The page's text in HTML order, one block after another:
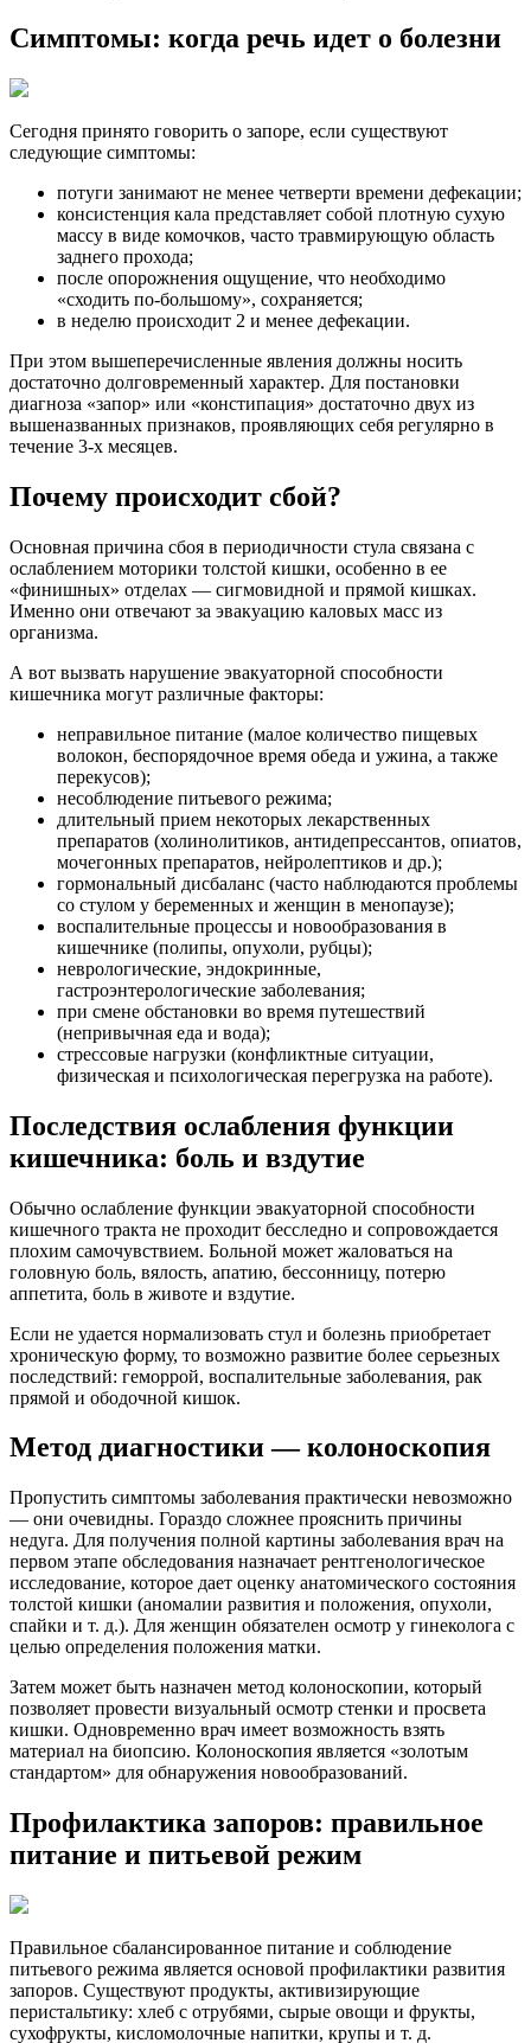
Симптомы: когда речь идет о болезни
Сегодня принято говорить о запоре, если существуют
следующие симптомы:
потуги занимают не менее четверти времени дефекации;
консистенция кала представляет собой плотную сухую
массу в виде комочков, часто травмирующую область
заднего прохода;
после опорожнения ощущение, что необходимо
«сходить по-большому», сохраняется;
в неделю происходит 2 и менее дефекации.
При этом вышеперечисленные явления должны носить
достаточно долговременный характер. Для постановки
диагноза «запор» или «констипация» достаточно двух из
вышеназванных признаков, проявляющих себя регулярно в
течение 3-х месяцев.
Почему происходит сбой?
Основная причина сбоя в периодичности стула связана с
ослаблением моторики толстой кишки, особенно в ее
«финишных» отделах — сигмовидной и прямой кишках.
Именно они отвечают за эвакуацию каловых масс из
организма.
А вот вызвать нарушение эвакуаторной способности
кишечника могут различные факторы:
неправильное питание (малое количество пищевых
волокон, беспорядочное время обеда и ужина, а также
перекусов);
несоблюдение питьевого режима;
длительный прием некоторых лекарственных
препаратов (холинолитиков, антидепрессантов, опиатов,
мочегонных препаратов, нейролептиков и др.);
гормональный дисбаланс (часто наблюдаются проблемы
со стулом у беременных и женщин в менопаузе);
воспалительные процессы и новообразования в
кишечнике (полипы, опухоли, рубцы);
неврологические, эндокринные,
гастроэнтерологические заболевания;
при смене обстановки во время путешествий
(непривычная еда и вода);
стрессовые нагрузки (конфликтные ситуации,
физическая и психологическая перегрузка на работе).
Последствия ослабления функции
кишечника: боль и вздутие
Обычно ослабление функции эвакуаторной способности
кишечного тракта не проходит бесследно и сопровождается
плохим самочувствием. Больной может жаловаться на
головную боль, вялость, апатию, бессонницу, потерю
аппетита, боль в животе и вздутие.
Если не удается нормализовать стул и болезнь приобретает
хроническую форму, то возможно развитие более серьезных
последствий: геморрой, воспалительные заболевания, рак
прямой и ободочной кишок.
Метод диагностики — колоноскопия
Пропустить симптомы заболевания практически невозможно
— они очевидны. Гораздо сложнее прояснить причины
недуга. Для получения полной картины заболевания врач на
первом этапе обследования назначает рентгенологическое
исследование, которое дает оценку анатомического состояния
толстой кишки (аномалии развития и положения, опухоли,
спайки и т. д.). Для женщин обязателен осмотр у гинеколога с
целью определения положения матки.
Затем может быть назначен метод колоноскопии, который
позволяет провести визуальный осмотр стенки и просвета
кишки. Одновременно врач имеет возможность взять
материал на биопсию. Колоноскопия является «золотым
стандартом» для обнаружения новообразований.
Профилактика запоров: правильное
питание и питьевой режим
Правильное сбалансированное питание и соблюдение
питьевого режима является основой профилактики развития
запоров. Существуют продукты, активизирующие
перистальтику: хлеб с отрубями, сырые овощи и фрукты,
сухофрукты, кисломолочные напитки, крупы и т. д.